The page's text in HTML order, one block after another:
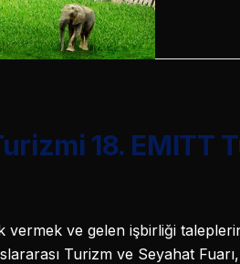
18. EMITT
vermek ve gelen işbirliği
Turizm ve Seyahat Fuarı,